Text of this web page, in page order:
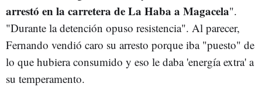
arrestó en la carretera de La Haba a Magacela".
"Durante la detención opuso resistencia". Al parecer,
Fernando vendió caro su arresto porque iba "puesto" de
lo que hubiera consumido y eso le daba 'energía extra' a
su temperamento.